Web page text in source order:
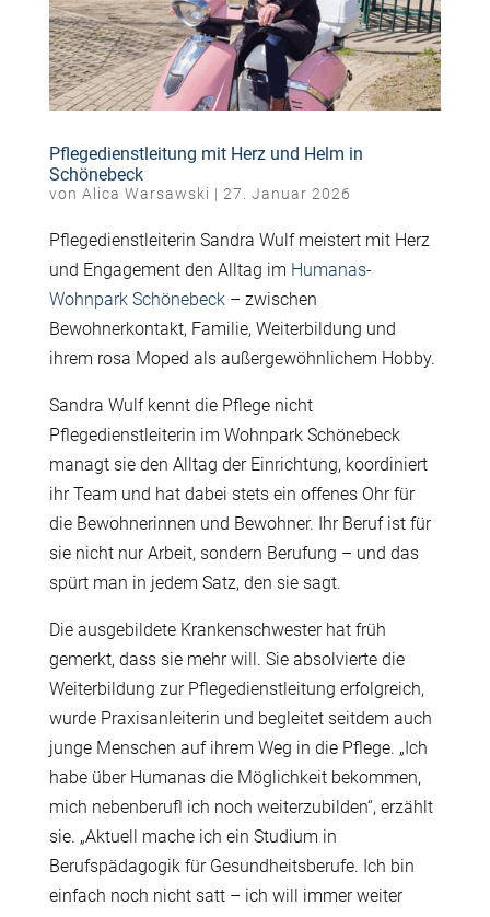
Pflegedienstleitung mit Herz und Helm in
Schönebeck
von Alica Warsawski | 27. Januar 2026
Pflegedienstleiterin Sandra Wulf meistert mit Herz
und Engagement den Alltag im Humanas-
Wohnpark Schönebeck– zwischen
Bewohnerkontakt, Familie, Weiterbildung und
ihrem rosa Moped als außergewöhnlichem Hobby.
Sandra Wulf kennt die Pflege nicht
Pflegedienstleiterin im Wohnpark Schönebeck
managt sie den Alltag der Einrichtung, koordiniert
ihr Team und hat dabei stets ein offenes Ohr für
die Bewohnerinnen und Bewohner. Ihr Beruf ist für
sie nicht nur Arbeit, sondern Berufung – und das
spürt man in jedem Satz, den sie sagt.
Die ausgebildete Krankenschwester hat früh
gemerkt, dass sie mehr will. Sie absolvierte die
Weiterbildung zur Pflegedienstleitung erfolgreich,
wurde Praxisanleiterin und begleitet seitdem auch
junge Menschen auf ihrem Weg in die Pflege. „Ich
habe über Humanas die Möglichkeit bekommen,
mich nebenberufl ich noch weiterzubilden“, erzählt
sie. „Aktuell mache ich ein Studium in
Berufspädagogik für Gesundheitsberufe. Ich bin
einfach noch nicht satt – ich will immer weiter